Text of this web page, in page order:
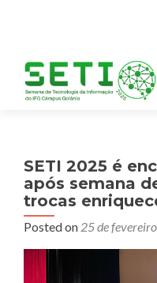
SETI 2025 é
após semana
trocas
Posted on 25 de